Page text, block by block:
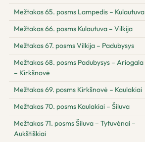
Mežtakas 65. posms Lampedis – Kulautuva
Mežtakas 66. posms Kulautuva – Vilkija
Mežtakas 67. posms Vilkija – Padubysys
Mežtakas 68. posms Padubysys – Ariogala
– Kirkšnovė
Mežtakas 69. posms Kirkšnovė – Kaulakiai
Mežtakas 70. posms Kaulakiai – Šiluva
Mežtakas 71. posms Šiluva – Tytuvėnai –
Aukštiškiai